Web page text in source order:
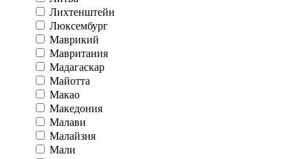
Лихтенштейн
Люксембург
Маврикий
Мавритания
Мадагаскар
Майотта
Макао
Македония
Малави
Малайзия
Мали